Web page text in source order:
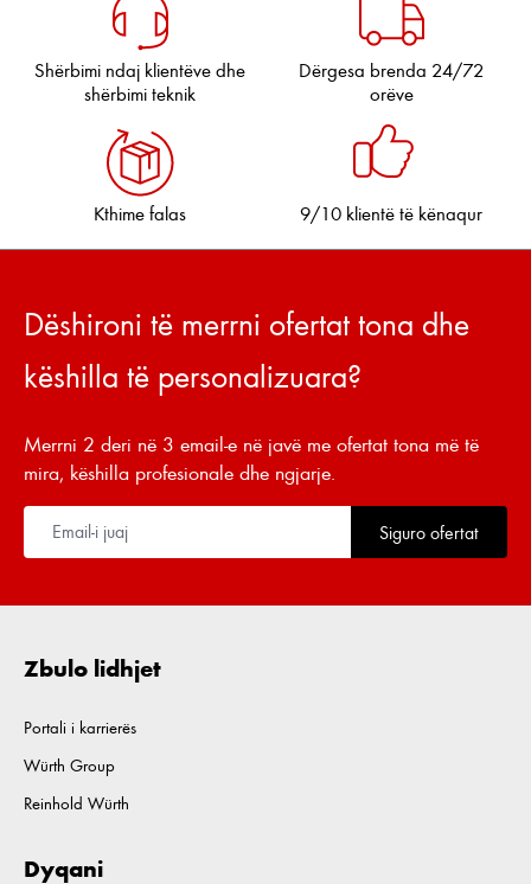
Shërbimi ndaj klientëve dhe
shërbimi teknik
Dërgesa brenda 24/72
orëve
Kthime falas 9/10 klientë të kënaqur
Dëshironi të merrni ofertat tona dhe
këshilla të personalizuara?
Merrni 2 deri në 3 email-e në javë me ofertat tona më të
mira, këshilla profesionale dhe ngjarje.
Siguro ofertat
Zbulo lidhjet
Portali i karrierës
Würth Group
Reinhold Würth
Dyqani